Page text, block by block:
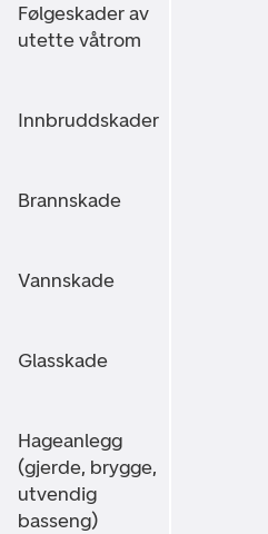
Følgeskader av
utette våtrom
Innbruddskader
Brannskade
Vannskade
Glasskade
Hageanlegg
(gjerde, brygge,
utvendig
basseng)